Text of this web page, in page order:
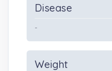
Disease
-
Weight